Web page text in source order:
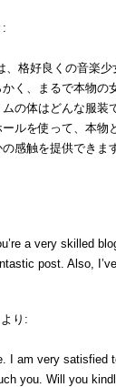
:
、格好良くの音楽
く、まるで本物
の体はどんな服
ルを使って、本
感触を提供できま
a very skilled
post. Also,
より:
I am very satisfied
you. Will you